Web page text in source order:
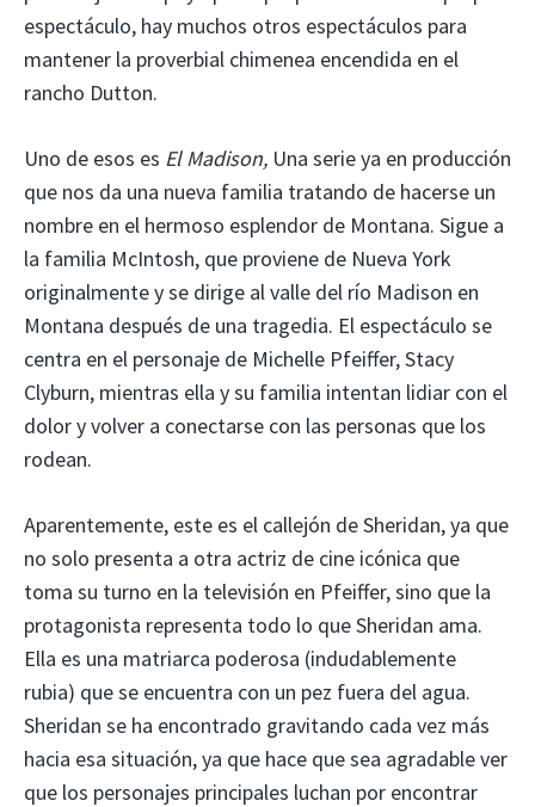
espectáculo, hay muchos otros espectáculos para
mantener la proverbial chimenea encendida en el
rancho Dutton.
Uno de esos es El Madison, Una serie ya en producción
que nos da una nueva familia tratando de hacerse un
nombre en el hermoso esplendor de Montana. Sigue a
la familia McIntosh, que proviene de Nueva York
originalmente y se dirige al valle del río Madison en
Montana después de una tragedia. El espectáculo se
centra en el personaje de Michelle Pfeiffer, Stacy
Clyburn, mientras ella y su familia intentan lidiar con el
dolor y volver a conectarse con las personas que los
rodean.
Aparentemente, este es el callejón de Sheridan, ya que
no solo presenta a otra actriz de cine icónica que
toma su turno en la televisión en Pfeiffer, sino que la
protagonista representa todo lo que Sheridan ama.
Ella es una matriarca poderosa (indudablemente
rubia) que se encuentra con un pez fuera del agua.
Sheridan se ha encontrado gravitando cada vez más
hacia esa situación, ya que hace que sea agradable ver
que los personajes principales luchan por encontrar